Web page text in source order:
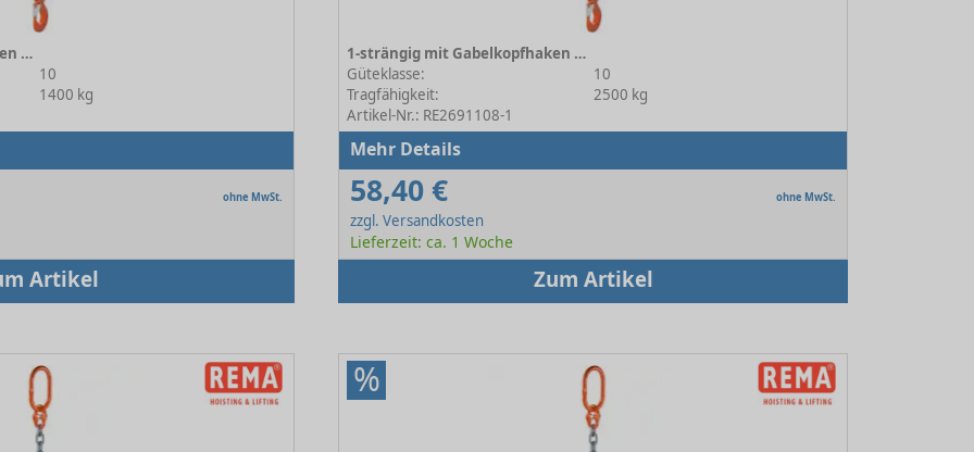
1-strängig mit Gabelkopfhaken 10-6
10
1400 kg
ohne MwSt.
Artikel
1-strängig mit Gabelkopfhaken 10-8
Güteklasse:
10
Tragfähigkeit:
2500 kg
Artikel-Nr.: RE2691108-1
Mehr Details
58,40 € ohne MwSt.
zzgl. Versandkosten
Lieferzeit: ca. 1 Woche
Zum Artikel
%